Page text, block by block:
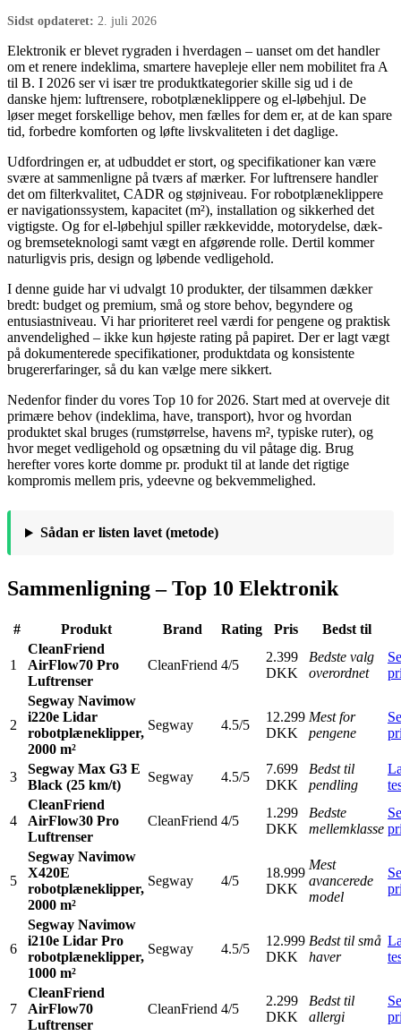
Sidst opdateret: 2. juli 2026
Elektronik er blevet rygraden i hverdagen – uanset om det handler
om et renere indeklima, smartere havepleje eller nem mobilitet fra A
til B. I 2026 ser vi især tre produktkategorier skille sig ud i de
danske hjem: luftrensere, robotplæneklippere og el-løbehjul. De
løser meget forskellige behov, men fælles for dem er, at de kan spare
tid, forbedre komforten og løfte livskvaliteten i det daglige.
Udfordringen er, at udbuddet er stort, og specifikationer kan være
svære at sammenligne på tværs af mærker. For luftrensere handler
det om filterkvalitet, CADR og støjniveau. For robotplæneklippere
er navigationssystem, kapacitet (m²), installation og sikkerhed det
vigtigste. Og for el-løbehjul spiller rækkevidde, motorydelse, dæk-
og bremseteknologi samt vægt en afgørende rolle. Dertil kommer
naturligvis pris, design og løbende vedligehold.
I denne guide har vi udvalgt 10 produkter, der tilsammen dækker
bredt: budget og premium, små og store behov, begyndere og
entusiastniveau. Vi har prioriteret reel værdi for pengene og praktisk
anvendelighed – ikke kun højeste rating på papiret. Der er lagt vægt
på dokumenterede specifikationer, produktdata og konsistente
brugererfaringer, så du kan vælge mere sikkert.
Nedenfor finder du vores Top 10 for 2026. Start med at overveje dit
primære behov (indeklima, have, transport), hvor og hvordan
produktet skal bruges (rumstørrelse, havens m², typiske ruter), og
hvor meget vedligehold og opsætning du vil påtage dig. Brug
herefter vores korte domme pr. produkt til at lande det rigtige
kompromis mellem pris, ydeevne og bekvemmelighed.
Sådan er listen lavet (metode)
Sammenligning – Top 10 Elektronik
# Produkt Brand Rating Pris Bedst til
1
CleanFriend
AirFlow70 Pro
Luftrenser
CleanFriend 4/5
2.399
DKK
Bedste valg
overordnet
Se
2
Segway Navimow
i220e Lidar
robotplæneklipper,
2000 m²
Segway 4.5/5
12.299
DKK
Mest for
pengene
Se
3
Segway Max G3 E
Black (25 km/t)
Segway 4.5/5
7.699
DKK
Bedst til
pendling
4
CleanFriend
AirFlow30 Pro
Luftrenser
CleanFriend 4/5
1.299
DKK
Bedste
mellemklasse
Se
5
Segway Navimow
X420E
robotplæneklipper,
2000 m²
Segway 4/5
18.999
DKK
Mest
avancerede
model
Se
6
Segway Navimow
i210e Lidar Pro
robotplæneklipper,
1000 m²
Segway 4.5/5
12.999
DKK
Bedst til små
haver
7
CleanFriend
AirFlow70
Luftrenser
CleanFriend 4/5
2.299
DKK
Bedst til
allergi
Se